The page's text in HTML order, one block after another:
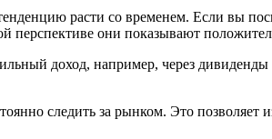
расти со временем. Если вы
перспективе они показывают
доход, например, через
следить за рынком. Это позволяет